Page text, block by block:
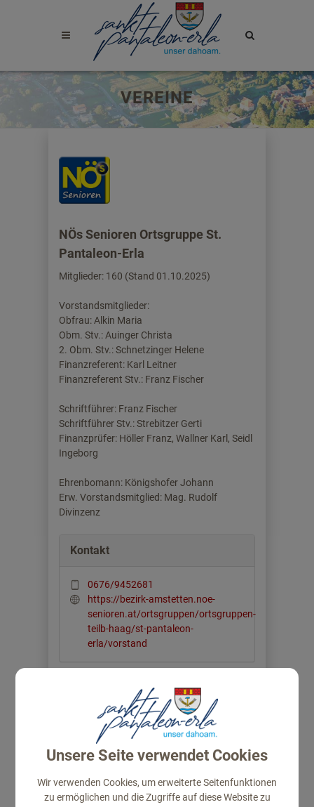
Site
VEREINE
NÖs Senioren Ortsgruppe St.
Pantaleon-Erla
Mitglieder: 160 (Stand 01.10.2025)
Vorstandsmitglieder:
Obfrau: Alkin Maria
Obm. Stv.: Auinger Christa
2. Obm. Stv.: Schnetzinger Helene
Finanzreferent: Karl Leitner
Finanzreferent Stv.: Franz Fischer
Schriftführer: Franz Fischer
Schriftführer Stv.: Strebitzer Gerti
Finanzprüfer: Höller Franz, Wallner Karl, Seidl
Ingeborg
Ehrenbomann: Königshofer Johann
Erw. Vorstandsmitglied: Mag. Rudolf
Divinzenz
Kontakt
0676/9452681
https://bezirk-amstetten.noe-
senioren.at/ortsgruppen/ortsgruppen-
teilb-haag/st-pantaleon-
erla/vorstand
Erlabachweg 3
4303 St. Pantaleon-Erla
Unsere Seite verwendet Cookies
Wir verwenden Cookies, um erweiterte Seitenfunktionen
zu ermöglichen und die Zugriffe auf diese Website zu